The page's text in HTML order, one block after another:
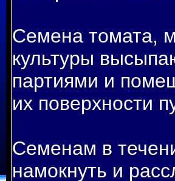
Семена томата,
культуры
партиями и
их пοверхности
Семенам в
намокнуть и